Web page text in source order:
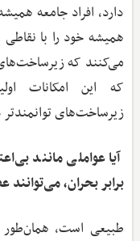
دارد، افراد جامعه
همیشه خود را با
می‌کنند که
که این امکانات
زیرساخت‌های
آیا عواملی مانند
برابر بحران،
طبیعی است، همان‌طور